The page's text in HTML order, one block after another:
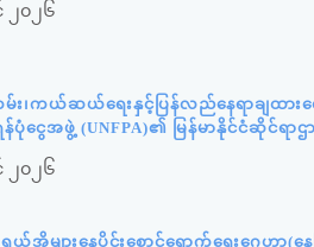
၂၀၂၆
၊ကယ်ဆယ်ရေးနှင့်ပြန်လည်နေရာချထားရေ
ပုံငွေအဖွဲ့ (UNFPA)၏ မြန်မာနိုင်ငံဆိုင်ရ
၂၀၂၆
အိုများနေ့ပိုင်းစောင့်ရှောက်ရေးဂေဟာ(န